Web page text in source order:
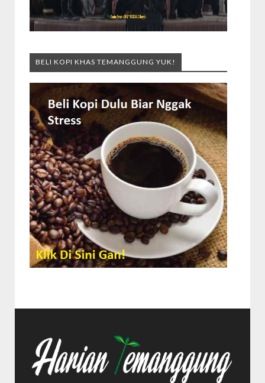
BELI KOPI KHAS TEMANGGUNG YUK!